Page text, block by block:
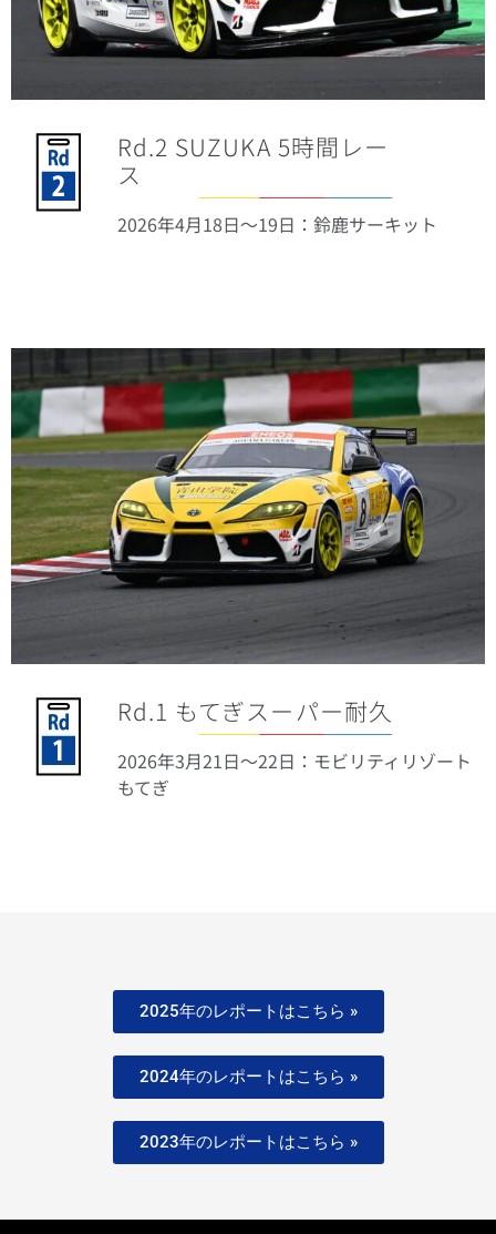
Rd.2 SUZUKA 5時間レー
ス
2026年4月18日〜19日： 鈴鹿サーキット
Rd.1 もてぎスーパー耐久
2026年3月21日〜22日：モビリティリゾート
もてぎ
2025年のレポートはこちら »
2024年のレポートはこちら »
2023年のレポートはこちら »